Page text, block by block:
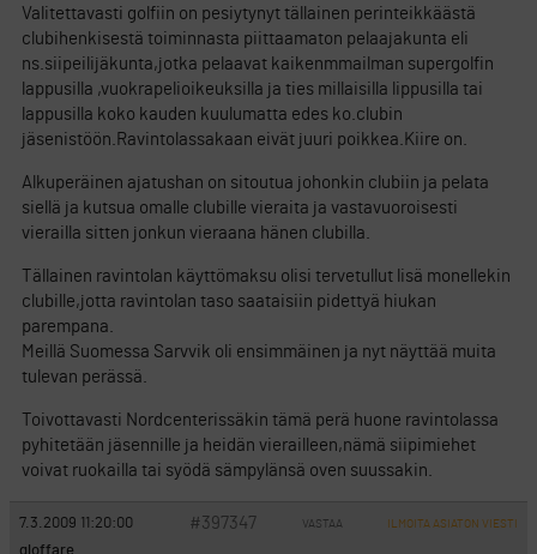
Valitettavasti golfiin on pesiytynyt tällainen perinteikkäästä
clubihenkisestä toiminnasta piittaamaton pelaajakunta eli
ns.siipeilijäkunta,jotka pelaavat kaikenmmailman supergolfin
lappusilla ,vuokrapelioikeuksilla ja ties millaisilla lippusilla tai
lappusilla koko kauden kuulumatta edes ko.clubin
jäsenistöön.Ravintolassakaan eivät juuri poikkea.Kiire on.
Alkuperäinen ajatushan on sitoutua johonkin clubiin ja pelata
siellä ja kutsua omalle clubille vieraita ja vastavuoroisesti
vierailla sitten jonkun vieraana hänen clubilla.
Tällainen ravintolan käyttömaksu olisi tervetullut lisä monellekin
clubille,jotta ravintolan taso saataisiin pidettyä hiukan
parempana.
Meillä Suomessa Sarvvik oli ensimmäinen ja nyt näyttää muita
tulevan perässä.
Toivottavasti Nordcenterissäkin tämä perä huone ravintolassa
pyhitetään jäsennille ja heidän vierailleen,nämä siipimiehet
voivat ruokailla tai syödä sämpylänsä oven suussakin.
7.3.2009 11:20:00 #397347 VASTAA ILMOITA ASIATON VIESTI